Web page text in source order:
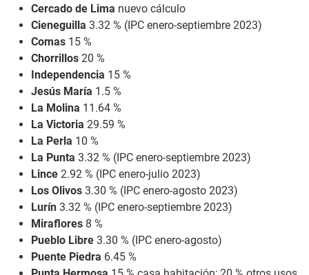
Cercado de Lima nuevo cálculo
Cieneguilla 3.32 % (IPC enero-septiembre 2023)
Comas 15 %
Chorrillos 20 %
Independencia 15 %
Jesús María 1.5 %
La Molina 11.64 %
La Victoria 29.59 %
La Perla 10 %
La Punta 3.32 % (IPC enero-septiembre 2023)
Lince 2.92 % (IPC enero-julio 2023)
Los Olivos 3.30 % (IPC enero-agosto 2023)
Lurín 3.32 % (IPC enero-septiembre 2023)
Miraflores 8 %
Pueblo Libre 3.30 % (IPC enero-agosto)
Puente Piedra 6.45 %